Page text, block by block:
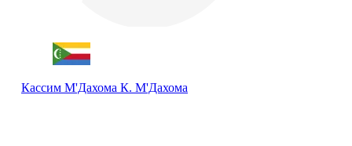
Кассим М'Дахома К. М'Дахома